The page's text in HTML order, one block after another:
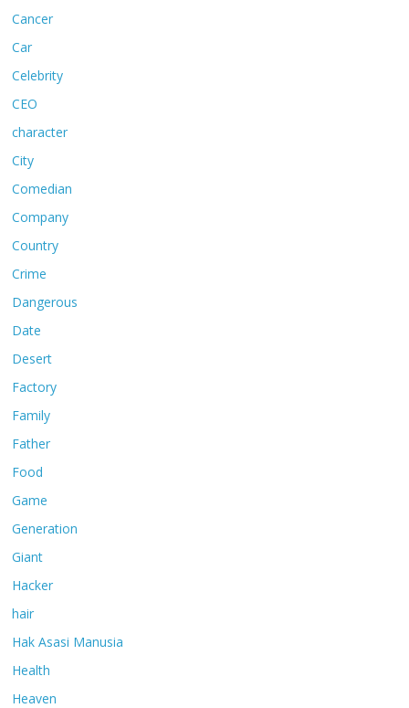
Cancer
Car
Celebrity
CEO
character
City
Comedian
Company
Country
Crime
Dangerous
Date
Desert
Factory
Family
Father
Food
Game
Generation
Giant
Hacker
hair
Hak Asasi Manusia
Health
Heaven